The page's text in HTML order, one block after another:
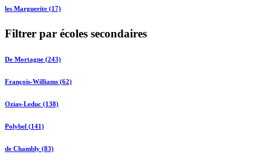
les Marguerite (17)
Filtrer par écoles secondaires
De Mortagne (243)
François-Williams (62)
Ozias-Leduc (138)
Polybel (141)
de Chambly (83)